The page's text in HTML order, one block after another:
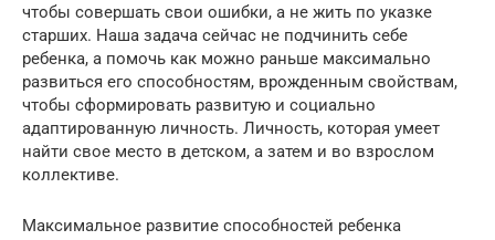
чтобы совершать свои ошибки, а не жить по указке
старших. Наша задача сейчас не подчинить себе
ребенка, а помочь как можно раньше максимально
развиться его способностям, врожденным свойствам,
чтобы сформировать развитую и социально
адаптированную личность. Личность, которая умеет
найти свое место в детском, а затем и во взрослом
коллективе.
Максимальное развитие способностей ребенка